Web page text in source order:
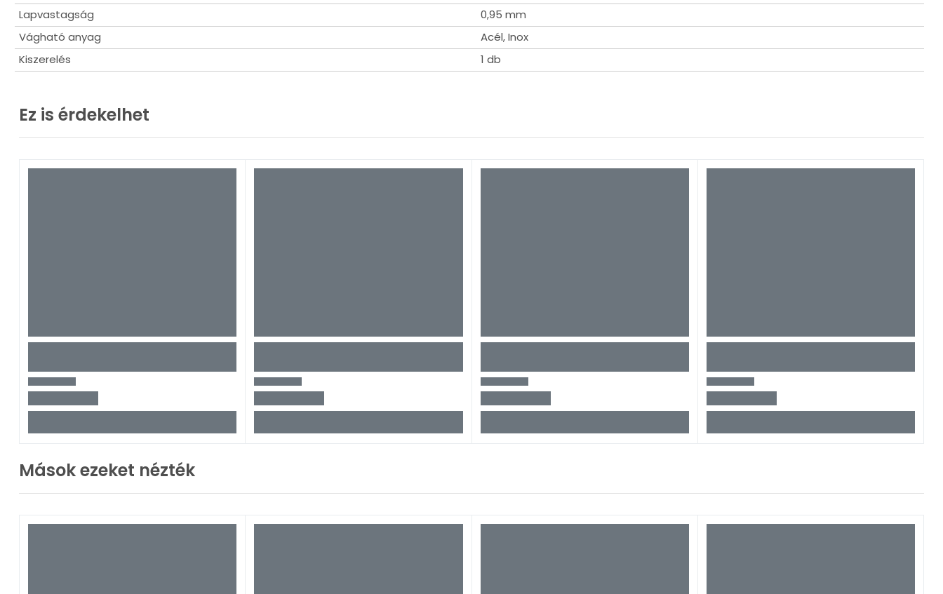
Lapvastagság
0,95 mm
Vágható anyag
Acél, Inox
Kiszerelés
1 db
Ez is érdekelhet
Mások ezeket nézték